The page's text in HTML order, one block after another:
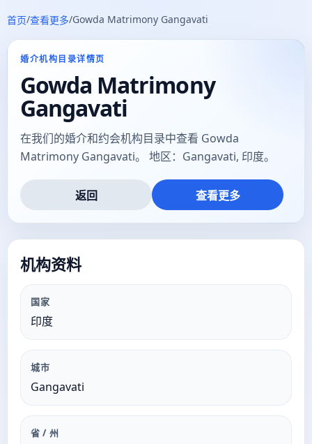
首页/查看更多/Gowda Matrimony Gangavati
婚介机构目录详情页
Gowda Matrimony
Gangavati
在我们的婚介和约会机构目录中查看 Gowda
Matrimony Gangavati。 地区：Gangavati, 印度。
返回 查看更多
机构资料
国家
印度
城市
Gangavati
省 / 州